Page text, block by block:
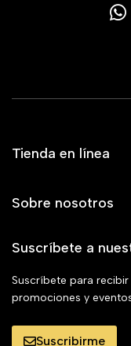
Tienda en línea
Sobre nosotros
Suscríbete a
Suscríbete para
promociones y
Suscribirme